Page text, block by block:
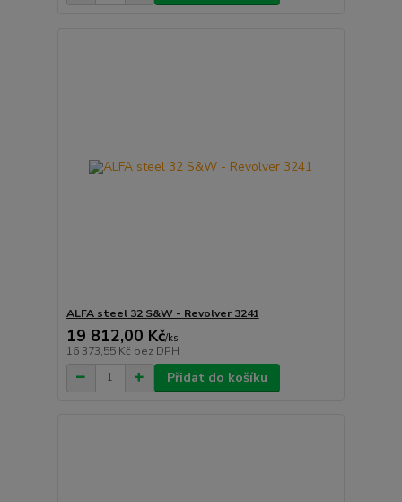
ALFA steel 32 S&W - Revolver 3241
19 812,00 Kč/ks
16 373,55 Kč bez DPH
Přidat do košíku